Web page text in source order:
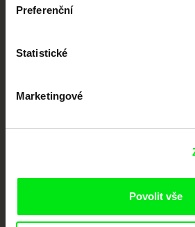
Preferenční
Statistické
Marketingové
Povolit vše
MFDF Ji.hlava